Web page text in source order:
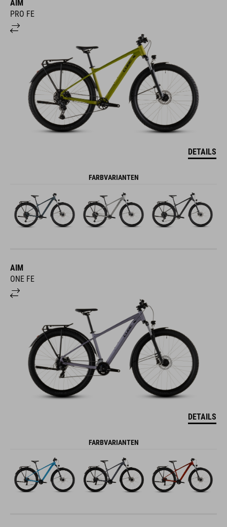
AIM
PRO FE
DETAILS
FARBVARIANTEN
AIM
ONE FE
DETAILS
FARBVARIANTEN